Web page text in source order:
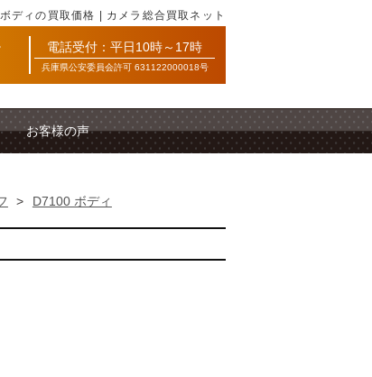
ディの買取価格 | カメラ総合買取ネット
電話受付：平日10時～17時
兵庫県公安委員会許可 631122000018号
お客様の声
> D7100 ボディ